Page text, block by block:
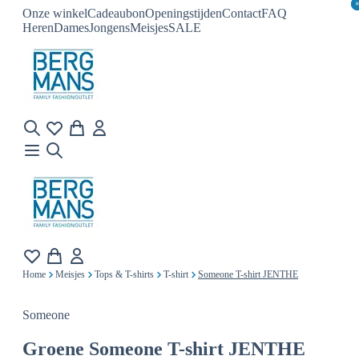
Onze winkelCadeaubonOpeningstijdenContactFAQ
HerenDamesJongensMeisjesSALE
×
×
Home Meisjes Tops & T-shirts T-shirt Someone T-shirt JENTHE
Someone
Groene Someone T-shirt JENTHE